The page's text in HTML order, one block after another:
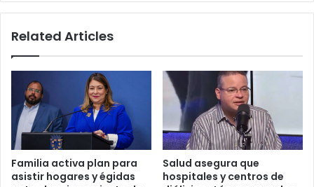
Related Articles
Familia activa plan para
asistir hogares y égidas
Salud asegura que
hospitales y centros de